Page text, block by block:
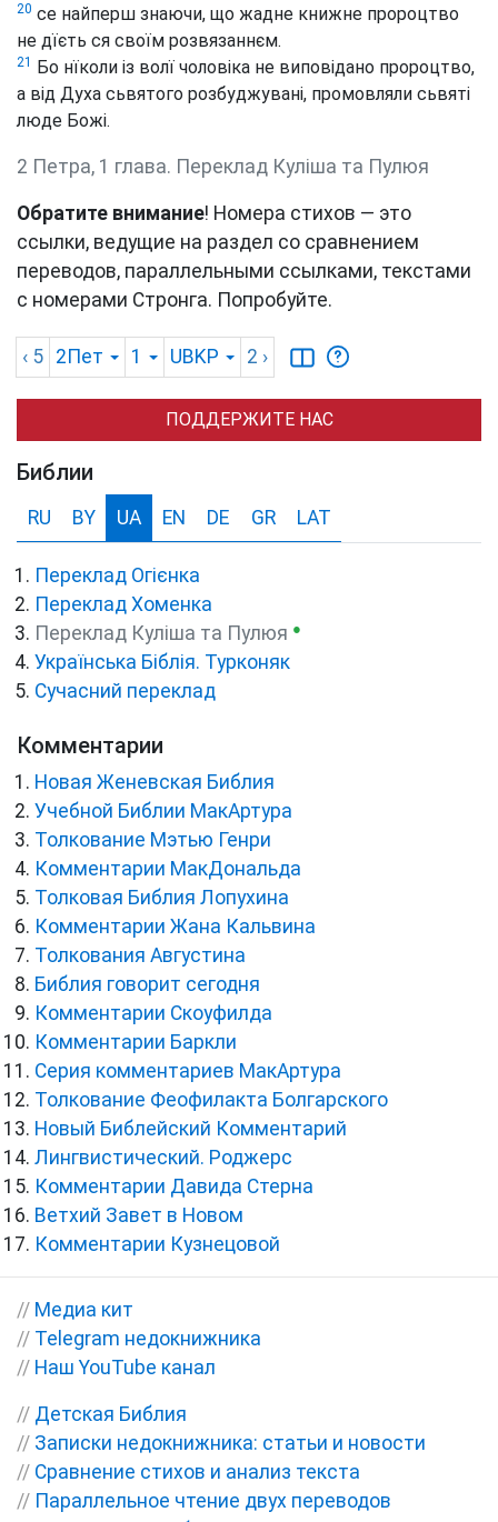
20 се найперш знаючи, що жадне книжне пророцтво
не дїєть ся своїм розвязаннєм.
21
Бо нїколи із волї чоловіка не виповідано пророцтво,
а від Духа сьвятого розбуджувані, промовляли сьвяті
люде Божі.
2 Петра, 1 глава. Переклад Куліша та Пулюя
Обратите внимание! Номера стихов — это
ссылки, ведущие на раздел со сравнением
переводов, параллельными ссылками, текстами
с номерами Стронга. Попробуйте.
‹ 5 2Пет 1 UBKP 2 ›
ПОДДЕРЖИТЕ НАС
Библии
RU BY UA EN DE GR LAT
Переклад Огієнка
Переклад Хоменка
Переклад Куліша та Пулюя ●
Українська Біблія. Турконяк
Сучасний переклад
Комментарии
Новая Женевская Библия
Учебной Библии МакАртура
Толкование Мэтью Генри
Комментарии МакДональда
Толковая Библия Лопухина
Комментарии Жана Кальвина
Толкования Августина
Библия говорит сегодня
Комментарии Скоуфилда
Комментарии Баркли
Серия комментариев МакАртура
Толкование Феофилакта Болгарского
Новый Библейский Комментарий
Лингвистический. Роджерс
Комментарии Давида Стерна
Ветхий Завет в Новом
Комментарии Кузнецовой
// Медиа кит
// Telegram недокнижника
// Наш YouTube канал
// Детская Библия
// Записки недокнижника: статьи и новости
// Сравнение стихов и анализ текста
// Параллельное чтение двух переводов